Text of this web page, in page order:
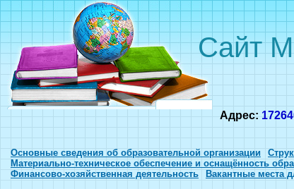
Сайт
Адрес:
Основные сведения об образовательной организации
Материально-техническое обеспечение и оснащённость
Финансово-хозяйственная деятельность
Вакантные места